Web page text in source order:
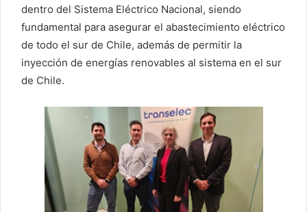
dentro del Sistema Eléctrico Nacional, siendo
fundamental para asegurar el abastecimiento eléctrico
de todo el sur de Chile, además de permitir la
inyección de energías renovables al sistema en el sur
de Chile.